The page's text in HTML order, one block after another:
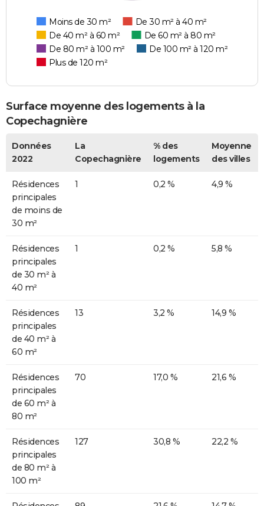
Moins de 30 m²
De 30 m² à 40 m²
De 40 m² à 60 m²
De 60 m² à 80 m²
De 80 m² à 100 m²
De 100 m² à 120 m²
Plus de 120 m²
Surface moyenne des logements à la
Copechagnière
Données
2022
La
Copechagnière
% des
logements
Moyenne
des villes
Résidences
principales
de moins de
30 m²
1 0,2 % 4,9 %
Résidences
principales
de 30 m² à
40 m²
1 0,2 % 5,8 %
Résidences
principales
de 40 m² à
60 m²
13 3,2 % 14,9 %
Résidences
principales
de 60 m² à
80 m²
70 17,0 % 21,6 %
Résidences
principales
de 80 m² à
100 m²
127 30,8 % 22,2 %